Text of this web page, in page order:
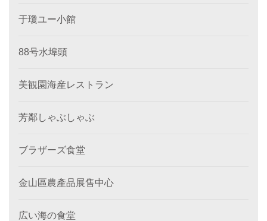
于瓊ユー小館
88号水埠頭
美観園海産レストラン
芳鄰しゃぶしゃぶ
ブラザーズ食堂
金山區農產品展售中心
広い海の食堂